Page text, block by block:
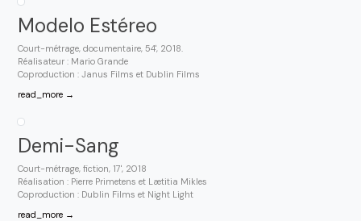
Modelo Estéreo
Court-métrage, documentaire, 54', 2018.
Réalisateur : Mario Grande
Coproduction : Janus Films et Dublin Films
read_more →
Demi-Sang
Court-métrage, fiction, 17', 2018
Réalisation : Pierre Primetens et Lætitia Mikles
Coproduction : Dublin Films et Night Light
read_more →